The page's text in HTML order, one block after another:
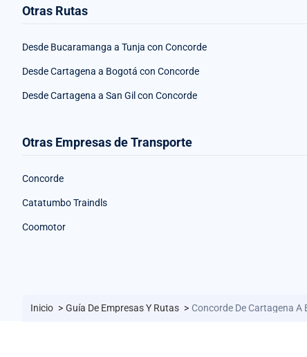
Otras Rutas
Desde Bucaramanga a Tunja con Concorde
Desde Cartagena a Bogotá con Concorde
Desde Cartagena a San Gil con Concorde
Otras Empresas de Transporte
Concorde
Catatumbo Traindls
Coomotor
Inicio > Guía De Empresas Y Rutas > Concorde De Cartagena A